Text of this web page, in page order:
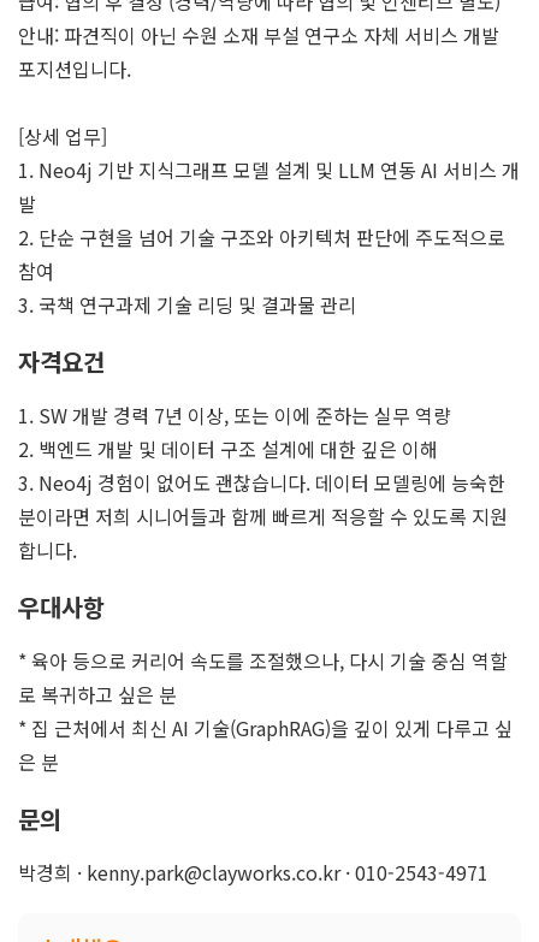
안내: 파견직이 아닌 수원 소재 부설 연구소 자체 서비스 개발
포지션입니다.
[상세 업무]
1. Neo4j 기반 지식그래프 모델 설계 및 LLM 연동 AI 서비스 개
발
2. 단순 구현을 넘어 기술 구조와 아키텍처 판단에 주도적으로
참여
3. 국책 연구과제 기술 리딩 및 결과물 관리
자격요건
1. SW 개발 경력 7년 이상, 또는 이에 준하는 실무 역량
2. 백엔드 개발 및 데이터 구조 설계에 대한 깊은 이해
3. Neo4j 경험이 없어도 괜찮습니다. 데이터 모델링에 능숙한
분이라면 저희 시니어들과 함께 빠르게 적응할 수 있도록 지원
합니다.
우대사항
* 육아 등으로 커리어 속도를 조절했으나, 다시 기술 중심 역할
로 복귀하고 싶은 분
* 집 근처에서 최신 AI 기술(GraphRAG)을 깊이 있게 다루고 싶
은 분
문의
박경희 · kenny.park@clayworks.co.kr · 010-2543-4971